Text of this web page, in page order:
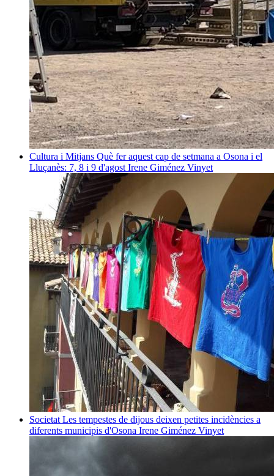
Cultura i Mitjans Què fer aquest cap de setmana a Osona i el
Lluçanès: 7, 8 i 9 d'agost Irene Giménez Vinyet
Societat Les tempestes de dijous deixen petites incidències a
diferents municipis d'Osona Irene Giménez Vinyet